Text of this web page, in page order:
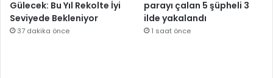
Gülecek: Bu Yıl Rekolte İyi
Seviyede Bekleniyor
37 dakika önce
parayı çalan 5 şüpheli 3
ilde yakalandı
1 saat önce